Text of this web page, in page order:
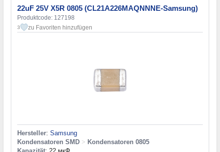
22uF 25V X5R 0805 (CL21A226MAQNNNE-Samsung)
Produktcode: 127198
3 zu Favoriten hinzufügen
Hersteller: Samsung
Kondensatoren SMD > Kondensatoren 0805